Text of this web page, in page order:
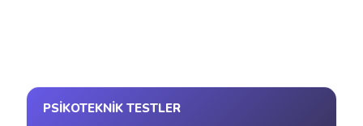
PSİKOTEKNİK TESTLER